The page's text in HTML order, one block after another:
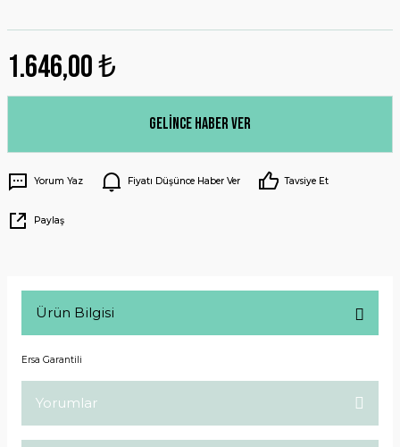
1.646,00 ₺
Gelince Haber Ver
Yorum Yaz Fiyatı Düşünce Haber Ver Tavsiye Et
Paylaş
Ürün Bilgisi
Ersa Garantili
Yorumlar